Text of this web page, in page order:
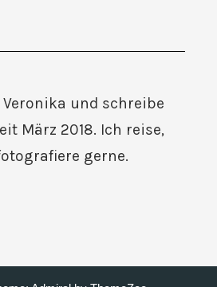
und schreibe
März 2018. Ich reise,
gerne.